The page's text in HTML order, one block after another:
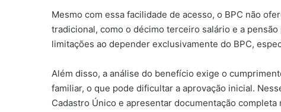
Mesmo com essa facilidade de acesso, o BPC não
tradicional, como o décimo terceiro salário e a
limitações ao depender exclusivamente do BPC,
Além disso, a análise do benefício exige o
familiar, o que pode dificultar a aprovação inicial.
Cadastro Único e apresentar documentação